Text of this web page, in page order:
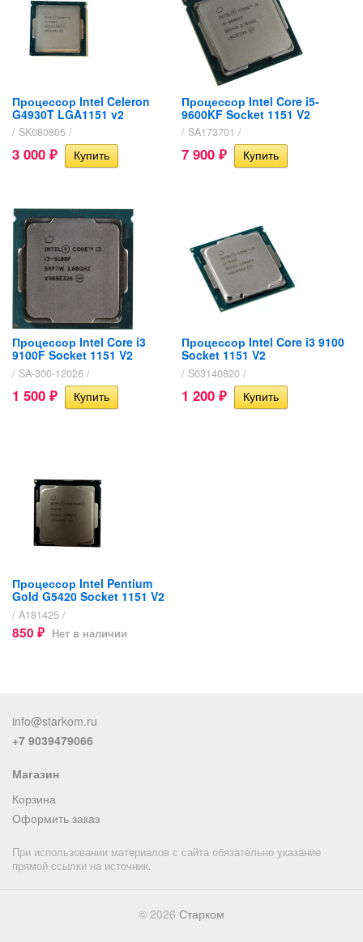
Процессор Intel Celeron
G4930T LGA1151 v2
/ SK080805 /
3 000 ₽
Процессор Intel Core i5-
9600KF Socket 1151 V2
/ SA173701 /
7 900 ₽
Процессор Intel Core i3
9100F Socket 1151 V2
/ SA-300-12026 /
1 500 ₽
Процессор Intel Core i3 9100
Socket 1151 V2
/ S03140820 /
1 200 ₽
Процессор Intel Pentium
Gold G5420 Socket 1151 V2
/ A181425 /
850 ₽ Нет в наличии
info@starkom.ru
+7 9039479066
Магазин
Корзина
Оформить заказ
При использовании материалов с сайта обязательно указание
прямой ссылки на источник.
© 2026 Старком